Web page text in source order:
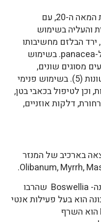
לקראת סוף המאה ה-19 ותחילת המאה ה-20, עם
והעליה בשימוש
ירד הבלזם מחשיבותו
בארץ ובאירופה. הבלזם נחשב ל-panacea. בשימוש
מסוגים שונים,
בפציעות וחבלות ובמחלות עור שונות (5). בשימוש פנימי
לטיפול בכאבי בטן,
דלקות אוזניים,
בארכיב של המנזר
Olibanum הוא השרף של הלבונה- Boswellia שהרבו
הוא בעל פעילות אנטי
דלקתית יעילה ביותר (6). Myrrh הוא השרף